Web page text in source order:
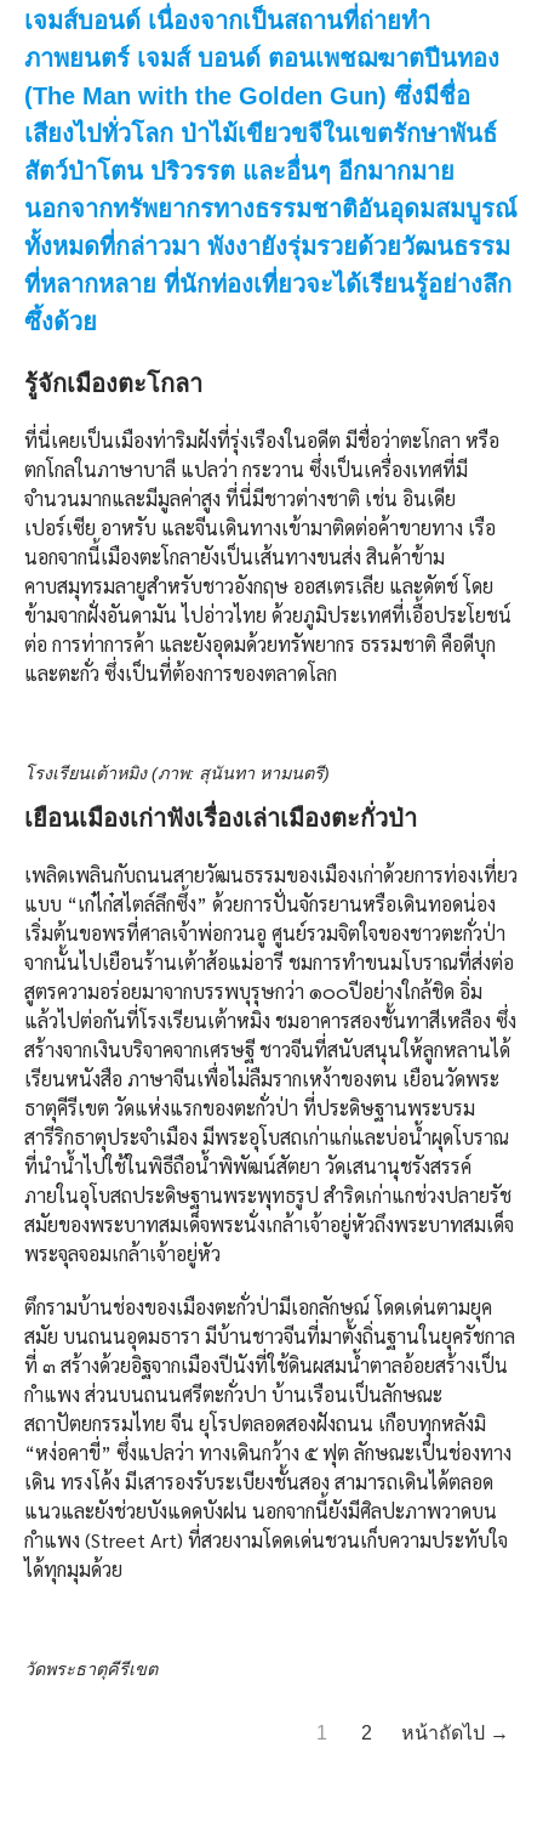
เจมส์บอนด์ เนื่องจากเป็นสถานที่ถ่ายทำ
ภาพยนตร์ เจมส์ บอนด์ ตอนเพชฌฆาตปีนทอง
(The Man with the Golden Gun) ซึ่งมีชื่อ
เสียงไปทั่วโลก ป่าไม้เขียวขจีในเขตรักษาพันธ์
สัตว์ป่าโตน ปริวรรต และอื่นๆ อีกมากมาย
นอกจากทรัพยากรทางธรรมชาติอันอุดมสมบูรณ์
ทั้งหมดที่กล่าวมา พังงายังรุ่มรวยด้วยวัฒนธรรม
ที่หลากหลาย ที่นักท่องเที่ยวจะได้เรียนรู้อย่างลึก
ซึ้งด้วย
รู้จักเมืองตะโกลา
ที่นี่เคยเป็นเมืองท่าริมฝังที่รุ่งเรืองในอดีต มีชื่อว่าตะโกลา หรือ
ตกโกลในภาษาบาลี แปลว่า กระวาน ซึ่งเป็นเครื่องเทศที่มี
จำนวนมากและมีมูลค่าสูง ที่นี่มีชาวต่างชาติ เช่น อินเดีย
เปอร์เซีย อาหรับ และจีนเดินทางเข้ามาติดต่อค้าขายทาง เรือ
นอกจากนี้เมืองตะโกลายังเป็นเส้นทางขนส่ง สินค้าข้าม
คาบสมุทรมลายูสำหรับชาวอังกฤษ ออสเตรเลีย และดัตช์ โดย
ข้ามจากฝั่งอันดามัน ไปอ่าวไทย ด้วยภูมิประเทศที่เอื้อประโยชน์
ต่อ การท่าการค้า และยังอุดมด้วยทรัพยากร ธรรมชาติ คือดีบุก
และตะกั่ว ซึ่งเป็นที่ต้องการของตลาดโลก
โรงเรียนเต้าหมิง (ภาพ: สุนันทา หามนตรี)
เยือนเมืองเก่าฟังเรื่องเล่าเมืองตะกั่วป่า
เพลิดเพลินกับถนนสายวัฒนธรรมของเมืองเก่าด้วยการท่องเที่ยว
แบบ “เก๋ไก๋สไตล์ลึกซึ้ง” ด้วยการปั่นจักรยานหรือเดินทอดน่อง
เริ่มต้นขอพรที่ศาลเจ้าพ่อกวนอู ศูนย์รวมจิตใจของชาวตะกั่วป่า
จากนั้นไปเยือนร้านเต้าส้อแม่อารี ชมการทำขนมโบราณที่ส่งต่อ
สูตรความอร่อยมาจากบรรพบุรุษกว่า ๑๐๐ปีอย่างใกล้ชิด อิ่ม
แล้วไปต่อกันที่โรงเรียนเต้าหมิง ชมอาคารสองชั้นทาสีเหลือง ซึ่ง
สร้างจากเงินบริจาคจากเศรษฐี ชาวจีนที่สนับสนุนให้ลูกหลานได้
เรียนหนังสือ ภาษาจีนเพื่อไม่ลืมรากเหง้าของตน เยือนวัดพระ
ธาตุคีรีเขต วัดแห่งแรกของตะกั่วป่า ที่ประดิษฐานพระบรม
สารีริกธาตุประจำเมือง มีพระอุโบสถเก่าแก่และบ่อนํ้าผุดโบราณ
ที่นำน้ำไปใช้ในพิธีถือนํ้าพิพัฒน์สัตยา วัดเสนานุชรังสรรค์
ภายในอุโบสถประดิษฐานพระพุทธรูป สำริดเก่าแกช่วงปลายรัช
สมัยของพระบาทสมเด็จพระนั่งเกล้าเจ้าอยู่หัวถึงพระบาทสมเด็จ
พระจุลจอมเกล้าเจ้าอยู่หัว
ตึกรามบ้านช่องของเมืองตะกั่วป่ามีเอกลักษณ์ โดดเด่นตามยุค
สมัย บนถนนอุดมธารา มีบ้านชาวจีนที่มาตั้งถิ่นฐานในยุครัชกาล
ที่ ๓ สร้างด้วยอิฐจากเมืองปีนังที่ใช้ดินผสมนํ้าตาลอ้อยสร้างเป็น
กำแพง ส่วนบนถนนศรีตะกั่วปา บ้านเรือนเป็นลักษณะ
สถาปัตยกรรมไทย จีน ยุโรปตลอดสองฝังถนน เกือบทุกหลังมิ
“หง่อคาขี่” ซึ่งแปลว่า ทางเดินกว้าง ๕ ฟุต ลักษณะเป็นช่องทาง
เดิน ทรงโค้ง มีเสารองรับระเบียงชั้นสอง สามารถเดินได้ตลอด
แนวและยังช่วยบังแดดบังฝน นอกจากนี้ยังมีศิลปะภาพวาดบน
กำแพง (Street Art) ที่สวยงามโดดเด่นชวนเก็บความประทับใจ
ได้ทุกมุมด้วย
วัดพระธาตุคีรีเขต
1 2 หน้าถัดไป →